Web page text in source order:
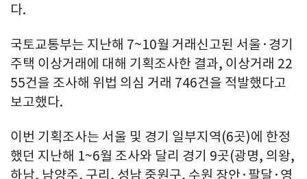
다.
국토교통부는 지난해 7~10월 거래신고된 서울·경기
주택 이상거래에 대해 기획조사한 결과, 이상거래 22
55건을 조사해 위법 의심 거래 746건을 적발했다고
보고했다.
이번 기획조사는 서울 및 경기 일부지역(6곳)에 한정
했던 지난해 1~6월 조사와 달리 경기 9곳(광명, 의왕,
하남, 남양주, 구리, 성남 중원구, 수원 장안·팔달·영